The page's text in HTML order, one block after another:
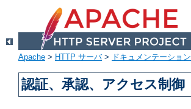
Apache > HTTP サーバ> ドキュメンテーション
認証、承認、アクセス制御